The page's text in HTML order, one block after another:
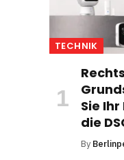
TECHNIK
Sie
die
By